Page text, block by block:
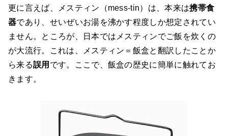
更に言えば、メスティン（mess-tin）は、本来は携帯食
器であり、せいぜいお湯を沸かす程度しか想定されてい
ません。ところが、日本ではメスティンでご飯を炊くの
が大流行。これは、メスティン＝飯盒と翻訳したことか
ら来る誤用 です。ここで、飯盒の歴史に簡単に触れてお
きます。